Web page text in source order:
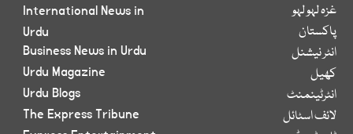
غزہ لہو لہو
پاکستان
انٹر نیشنل
کھیل
انٹرٹینمنٹ
لائف اسٹائل
International News in
Urdu
Business News in Urdu
Urdu Magazine
Urdu Blogs
The Express Tribune